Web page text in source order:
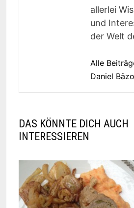
allerlei
und
der Welt
Alle
Daniel
DAS KÖNNTE DICH AUCH
INTERESSIEREN